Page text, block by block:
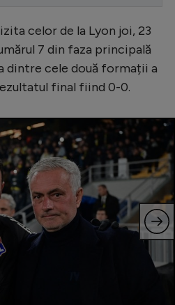
celor de la Lyon joi, 23
7 din faza principală
dintre cele două formații a
final fiind 0-0.